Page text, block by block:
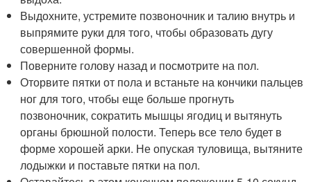
Выдохните, устремите позвоночник и талию внутрь и
выпрямите руки для того, чтобы образовать дугу
совершенной формы.
Поверните голову назад и посмотрите на пол.
Оторвите пятки от пола и встаньте на кончики пальцев
ног для того, чтобы еще больше прогнуть
позвоночник, сократить мышцы ягодиц и вытянуть
органы брюшной полости. Теперь все тело будет в
форме хорошей арки. Не опуская туловища, вытяните
лодыжки и поставьте пятки на пол.